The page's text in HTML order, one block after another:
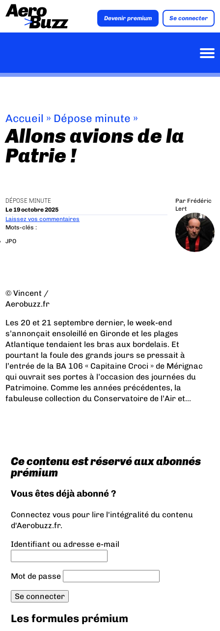
Devenir premium Se connecter
Accueil » Dépose minute »
Allons avions de la
Patrie !
DÉPOSE MINUTE
Le 19 octobre 2025
Par Frédéric
Lert
Laissez vos commentaires
Mots-clés :
JPO
© Vincent /
Aerobuzz.fr
Les 20 et 21 septembre dernier, le week-end
s’annonçait ensoleillé en Gironde et les plages
Atlantique tendaient les bras aux bordelais. Et
pourtant la foule des grands jours se pressait à
l’entrée de la BA 106 « Capitaine Croci » de Mérignac
qui ouvrait ses portes à l’occasion des journées du
Patrimoine. Comme les années précédentes, la
fabuleuse collection du Conservatoire de l’Air et...
Ce contenu est réservé aux abonnés
prémium
Vous êtes déjà abonné ?
Connectez vous pour lire l'intégralité du contenu
d'Aerobuzz.fr.
Identifiant ou adresse e-mail
Mot de passe
Les formules prémium